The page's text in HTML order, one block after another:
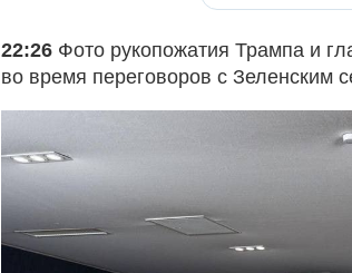
22:26 Фото рукопожатия Трампа и
во время переговоров с Зеленским